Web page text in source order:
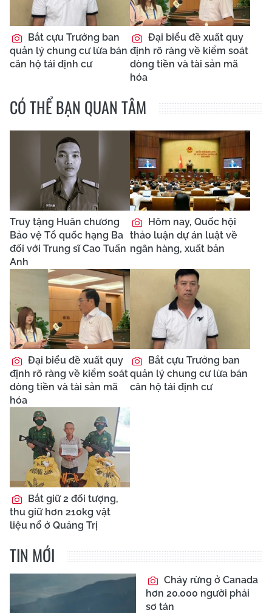
Bắt cựu Trưởng ban
quản lý chung cư lừa bán
căn hộ tái định cư
Đại biểu đề xuất quy
định rõ ràng về kiểm soát
dòng tiền và tài sản mã
hóa
CÓ THỂ BẠN QUAN TÂM
Truy tặng Huân chương
Bảo vệ Tổ quốc hạng Ba
đối với Trung sĩ Cao Tuấn
Anh
Hôm nay, Quốc hội
thảo luận dự án luật về
ngân hàng, xuất bản
Đại biểu đề xuất quy
định rõ ràng về kiểm soát
dòng tiền và tài sản mã
hóa
Bắt cựu Trưởng ban
quản lý chung cư lừa bán
căn hộ tái định cư
Bắt giữ 2 đối tượng,
thu giữ hơn 210kg vật
liệu nổ ở Quảng Trị
TIN MỚI
Cháy rừng ở Canada
hơn 20.000 người phải
sơ tán